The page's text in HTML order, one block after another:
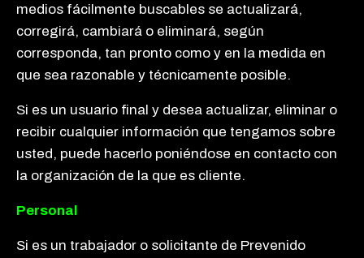
medios fácilmente buscables se actualizará,
corregirá, cambiará o eliminará, según
corresponda, tan pronto como y en la medida en
que sea razonable y técnicamente posible.
Si es un usuario final y desea actualizar, eliminar o
recibir cualquier información que tengamos sobre
usted, puede hacerlo poniéndose en contacto con
la organización de la que es cliente.
Personal
Si es un trabajador o solicitante de Prevenido